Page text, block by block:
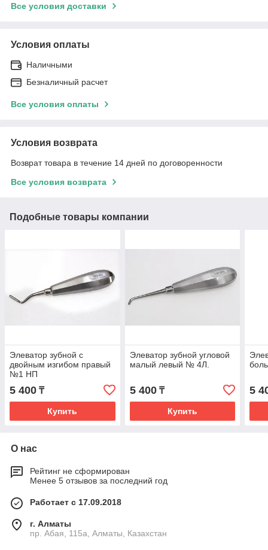
Все условия доставки
Условия оплаты
Наличными
Безналичный расчет
Все условия оплаты
Условия возврата
Возврат товара в течение 14 дней по договоренности
Все условия возврата
Подобные товары компании
Элеватор зубной с
двойным изгибом правый
№1 НП
5 400 ₸
Купить
Элеватор зубной угловой
малый левый № 4Л.
5 400₸
Купить
5
О нас
Рейтинг не сформирован
Менее 5 отзывов за последний год
Работает с 17.09.2018
г. Алматы
пр. Абая, 115а, Алматы, Казахстан